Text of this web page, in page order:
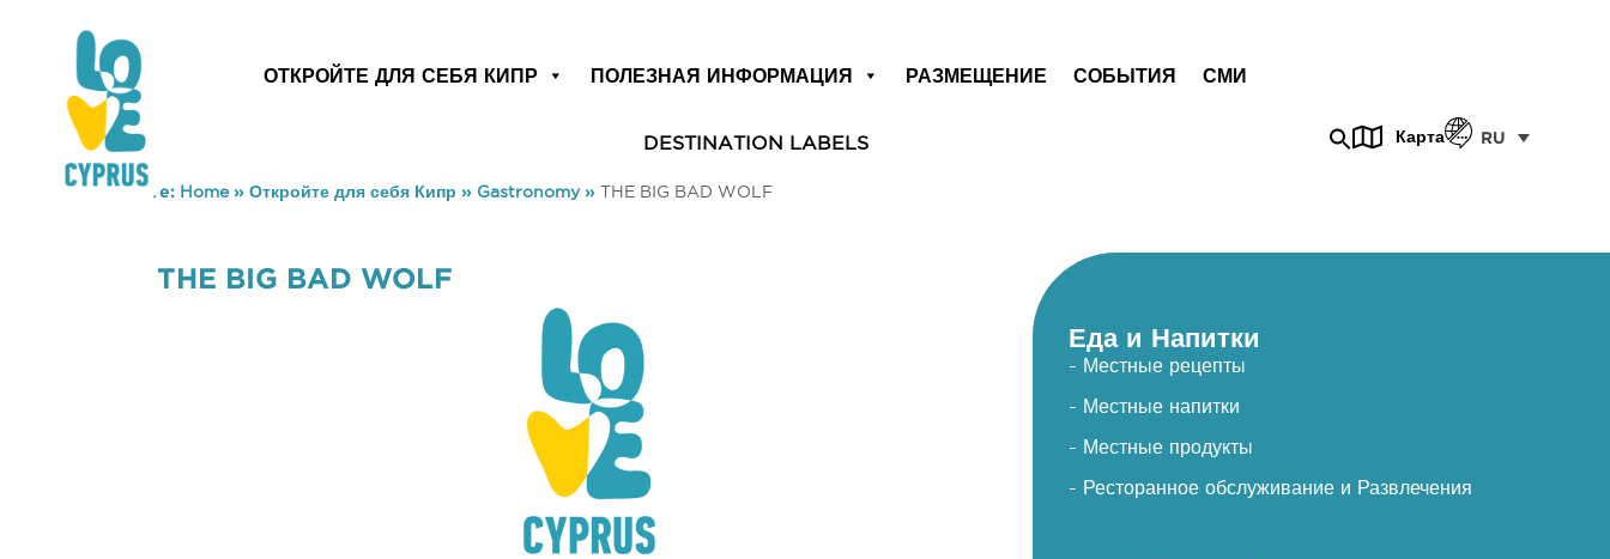
ОТКРОЙТЕ ДЛЯ СЕБЯ КИПР ПОЛЕЗНАЯ ИНФОРМАЦИЯ РАЗМЕЩЕНИЕ СОБЫТИЯ СМИ
DESTINATION LABELS Карта RU
You are here: Home» Откройте для себя Кипр » Gastronomy» THE BIG BAD WOLF
THE BIG BAD WOLF
Еда и Напитки
- Местные рецепты
- Местные напитки
- Местные продукты
- Ресторанное обслуживание и Развлечения